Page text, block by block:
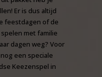
Er is dus altijd
feestdagen of de
met familie
dagen weg? Voor
een speciale
Keezenspel in